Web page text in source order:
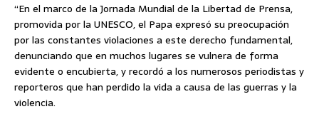
“En el marco de la Jornada Mundial de la Libertad de Prensa,
promovida por la UNESCO, el Papa expresó su preocupación
por las constantes violaciones a este derecho fundamental,
denunciando que en muchos lugares se vulnera de forma
evidente o encubierta, y recordó a los numerosos periodistas y
reporteros que han perdido la vida a causa de las guerras y la
violencia.